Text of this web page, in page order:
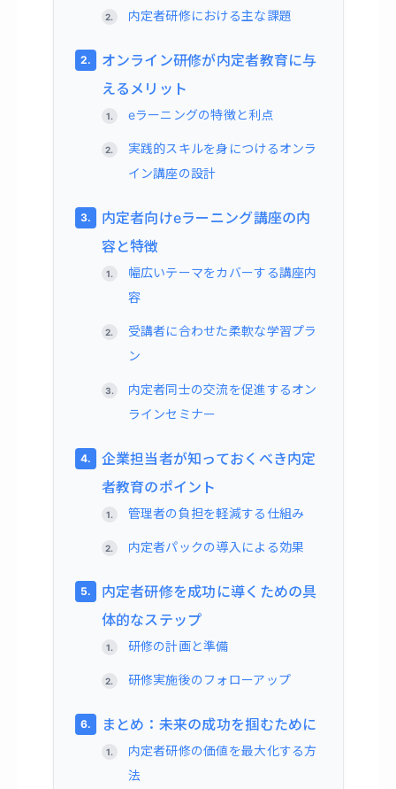
内定者研修における主な課題
オンライン研修が内定者教育に与
えるメリット
eラーニングの特徴と利点
実践的スキルを身につけるオンラ
イン講座の設計
内定者向けeラーニング講座の内
容と特徴
幅広いテーマをカバーする講座内
容
受講者に合わせた柔軟な学習プラ
ン
内定者同士の交流を促進するオン
ラインセミナー
企業担当者が知っておくべき内定
者教育のポイント
管理者の負担を軽減する仕組み
内定者パックの導入による効果
内定者研修を成功に導くための具
体的なステップ
研修の計画と準備
研修実施後のフォローアップ
まとめ：未来の成功を掴むために
内定者研修の価値を最大化する方
法